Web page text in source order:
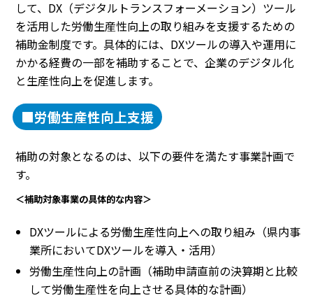
して、DX（デジタルトランスフォーメーション）ツール
を活用した労働生産性向上の取り組みを支援するための
補助金制度です。具体的には、DXツールの導入や運用に
かかる経費の一部を補助することで、企業のデジタル化
と生産性向上を促進します。
■労働生産性向上支援
補助の対象となるのは、以下の要件を満たす事業計画で
す。
＜補助対象事業の具体的な内容＞
DXツールによる労働生産性向上への取り組み（県内事
業所においてDXツールを導入・活用）
労働生産性向上の計画（補助申請直前の決算期と比較
して労働生産性を向上させる具体的な計画）